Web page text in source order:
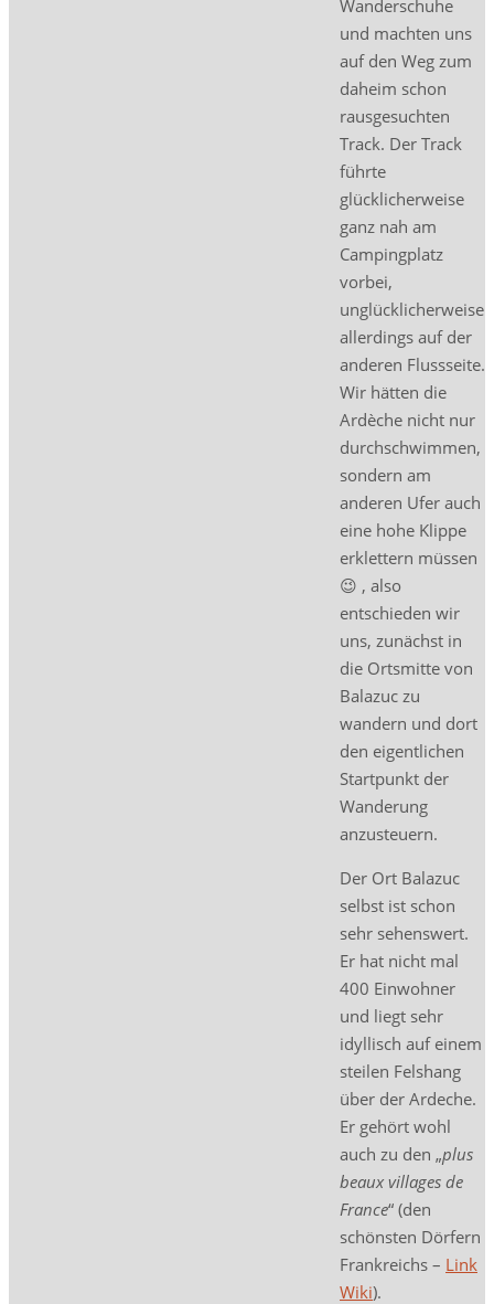
Wanderschuhe
und machten uns
auf den Weg zum
daheim schon
rausgesuchten
Track. Der Track
führte
glücklicherweise
ganz nah am
Campingplatz
vorbei,
unglücklicherweise
allerdings auf der
anderen Flussseite.
Wir hätten die
Ardèche nicht nur
durchschwimmen,
sondern am
anderen Ufer auch
eine hohe Klippe
erklettern müssen
😉 , also
entschieden wir
uns, zunächst in
die Ortsmitte von
Balazuc zu
wandern und dort
den eigentlichen
Startpunkt der
Wanderung
anzusteuern.
Der Ort Balazuc
selbst ist schon
sehr sehenswert.
Er hat nicht mal
400 Einwohner
und liegt sehr
idyllisch auf einem
steilen Felshang
über der Ardeche.
Er gehört wohl
auch zu den „plus
beaux villages de
France“ (den
schönsten Dörfern
Frankreichs – Link
Wiki).